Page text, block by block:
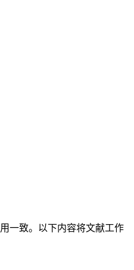
一致。以下内容将文献工作